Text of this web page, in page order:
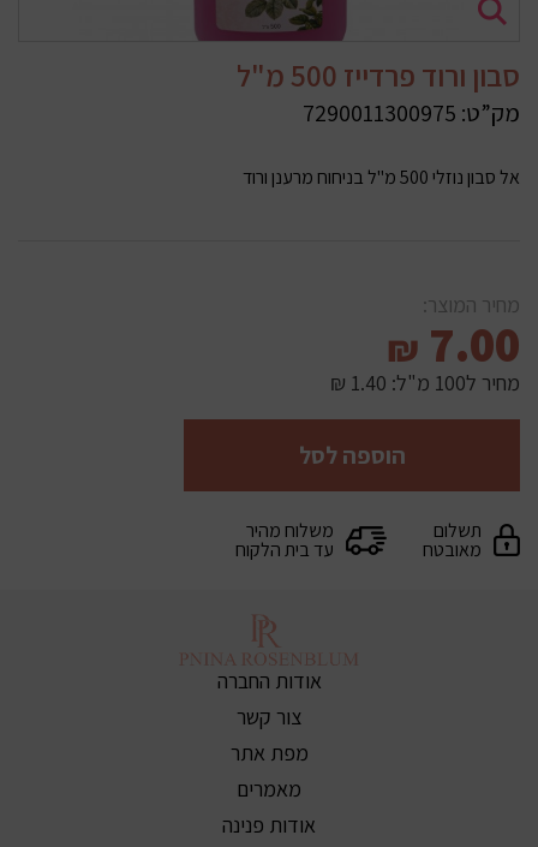
סבון ורוד פרדייז 500 מ"ל
מק”ט: 7290011300975
אל סבון נוזלי 500 מ"ל בניחוח מרענן ורוד
מחיר המוצר:
7.00
₪
מחיר ל100 מ"ל:
הוספה לסל
תשלום
מאובטח
משלוח מהיר
עד בית הלקוח
אודות החברה
צור קשר
מפת אתר
מאמרים
אודות פנינה